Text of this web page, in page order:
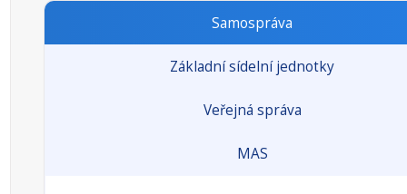
Samospráva
Základní sídelní jednotky
Veřejná správa
MAS